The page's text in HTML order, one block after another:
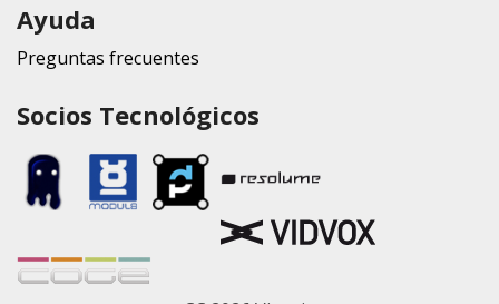
Ayuda
Preguntas frecuentes
Socios Tecnológicos